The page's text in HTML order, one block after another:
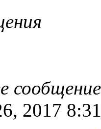
сообщение
2017